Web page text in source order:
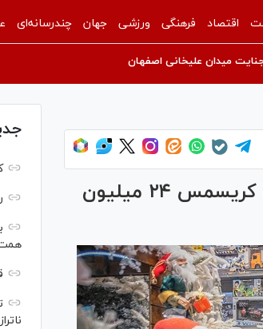
اقتصاد فرهنگی ورزشی جهان چندرسانه‌ای
میدان علیخانی اصفهان
جشن گران‌قیمت سال نو میلادی در ایران؛ درخت کریسمس ۲۴ میلیون
همت